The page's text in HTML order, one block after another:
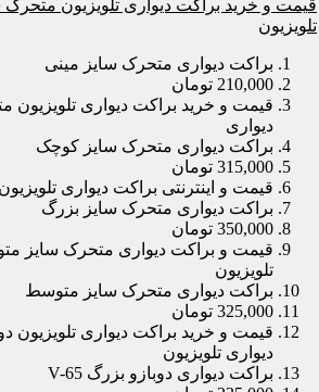
قیمت و خرید براکت دیواری تلویزیون متحرک
تلویزیون
براکت دیواری متحرک سایز مینی
210,000 تومان
قیمت و خرید براکت دیواری تلویزیون
دیواری
براکت دیواری متحرک سایز کوچک
315,000 تومان
قیمت و اینترنتی براکت دیواری
براکت دیواری متحرک سایز بزرگ
350,000 تومان
قیمت و براکت دیواری متحرک سایز
تلویزیون
براکت دیواری متحرک سایز متوسط
325,000 تومان
دیواری تلویزیون
براکت دیواری دوبازو بزرگ V-65